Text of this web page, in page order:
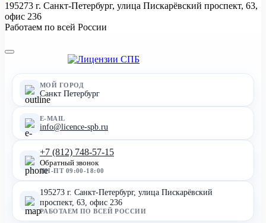
195273 г. Санкт-Петербург, улица Пискарёвский проспект, 63,
офис 236
Работаем по всей России
МОЙ ГОРОД
Санкт Петербург
E-MAIL
info@licence-spb.ru
+7 (812) 748-57-15
Обратный звонок
ПН-ПТ 09:00-18:00
195273 г. Санкт-Петербург, улица Пискарёвский
проспект, 63, офис 236
РАБОТАЕМ ПО ВСЕЙ РОССИИ